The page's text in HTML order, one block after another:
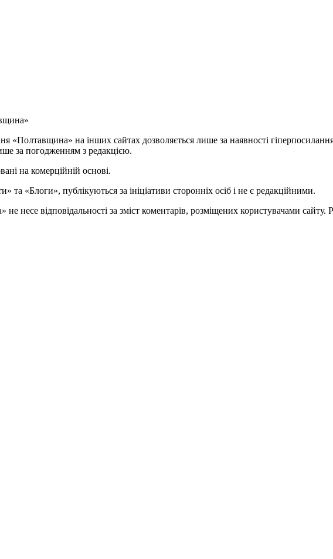
«Полтавщина» на інших сайтах дозволяється лише за наявності
за погодженням з редакцією.
на комерційній основі.
та «Блоги», публікуються за ініціативи сторонніх осіб і не є редакційними.
несе відповідальності за зміст коментарів, розміщених користувачами сайту.